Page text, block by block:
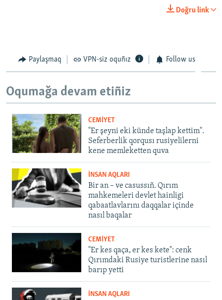
1080p
270p
1080p
Doğru link
Paylaşmaq VPN-siz oquñız Follow us
Oqumağa devam etiñiz
CEMİYET
"Er şeyni eki künde taşlap kettim".
Seferberlik qorqusı rusiyelilerni
kene memleketten quva
İNSAN AQLARI
Bir an – ve casussıñ. Qırım
mahkemeleri devlet hainligi
qabaatlavlarını daqqalar içinde
nasıl baqalar
CEMİYET
"Er kes qaça, er kes kete": cenk
Qırımdaki Rusiye turistlerine nasıl
barıp yetti
İNSAN AQLARI